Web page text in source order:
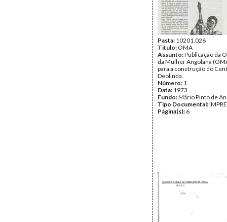
Pasta: 10201.026
Título: OMA
Assunto:Publicação da
da Mulher Angolana
para a construção do
Deolinda.
Número: 1
Data: 1973
Fundo:Mário Pinto de
Tipo Documental:
Página(s): 6